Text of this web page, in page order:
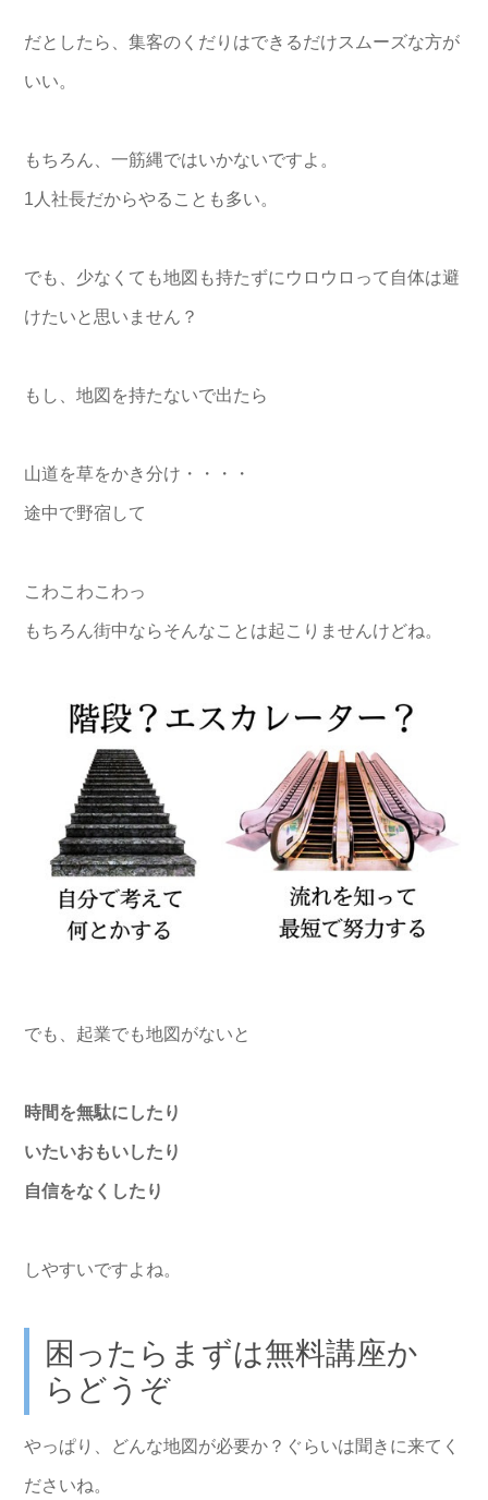
だとしたら、集客のくだりはできるだけスムーズな方が
いい。
もちろん、一筋縄ではいかないですよ。
1人社長だからやることも多い。
でも、 少なくても地図も持たずにウロウロって自体は避
けたいと思いません？
もし、地図を持たないで出たら
山道を草をかき分け・・・・
途中で野宿して
こわこわこわっ
もちろん街中ならそんなことは起こりませんけどね。
でも、起業でも地図がないと
時間を無駄にしたり
いたいおもいしたり
自信をなくしたり
しやすいですよね。
困ったらまずは無料講座か
らどうぞ
やっぱり、どんな地図が必要か？ぐらいは聞きに来てく
ださいね。